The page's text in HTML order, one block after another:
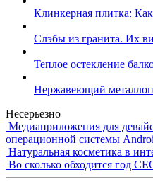
Клинкерная плитка:
Слэбы из гранита. Их
Теплое остекление
Нержавеющий
Несерьезно
Медиаприложения для
операционной системы
Натуральная косметика в
Во сколько обходится год